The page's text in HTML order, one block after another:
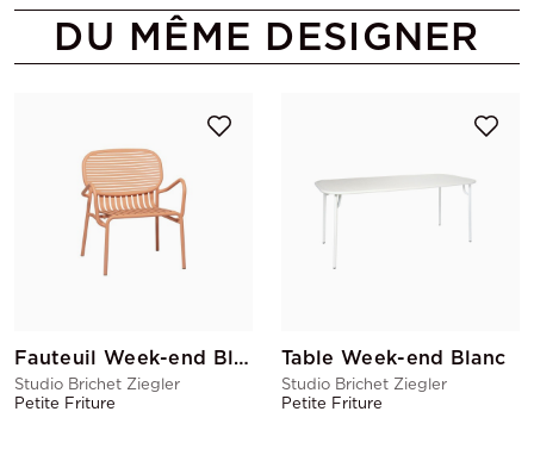
DU MÊME DESIGNER
Fauteuil Week-end Blush
Studio Brichet Ziegler
Petite Friture
Table Week-end Blanc
Studio Brichet Ziegler
Petite Friture